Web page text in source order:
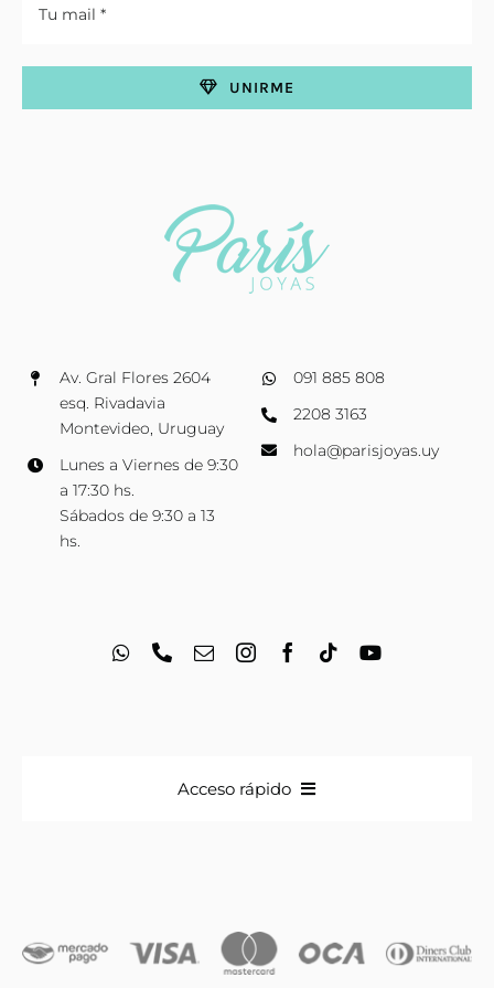
Av. Gral Flores 2604
esq. Rivadavia
Montevideo, Uruguay
Lunes a Viernes de 9:30
a 17:30 hs.
Sábados de 9:30 a 13
hs.
091 885 808
2208 3163
hola@parisjoyas.uy
UNIRME
Acceso rápido
Iniciales